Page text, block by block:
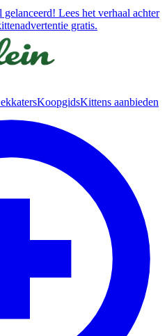
Lees het verhaal achter
gratis.
KoopgidsKittens aanbieden